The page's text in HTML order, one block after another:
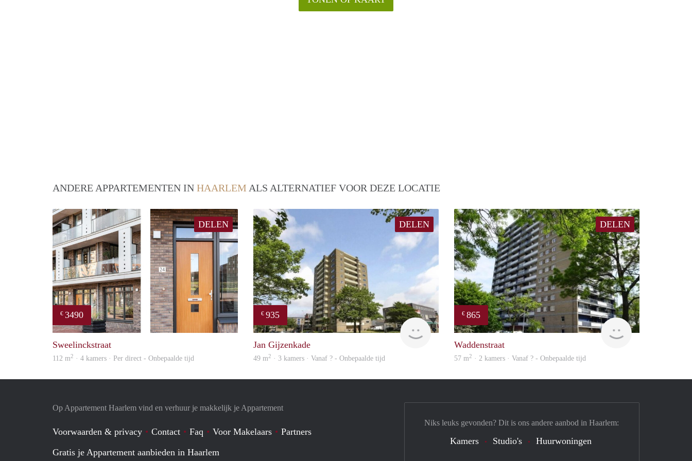
ANDERE APPARTEMENTEN IN HAARLEM ALS ALTERNATIEF VOOR DEZE LOCATIE
DELEN
€ 3490
property
Sweelinckstraat
112 m2 · 4 kamers · Per direct - Onbepaalde tijd
DELEN
€ 935
rent
Jan Gijzenkade
49 m2 · 3 kamers · Vanaf ? - Onbepaalde tijd
DELEN
€ 865
rent
Waddenstraat
57 m2 · 2 kamers · Vanaf ? - Onbepaalde tijd
Op Appartement Haarlem vind en verhuur je makkelijk je Appartement
Voorwaarden & privacy Contact Faq Voor Makelaars
Partners
Gratis je Appartement aanbieden in Haarlem
Niks leuks gevonden? Dit is ons andere aanbod in Haarlem:
Kamers Studio's Huurwoningen